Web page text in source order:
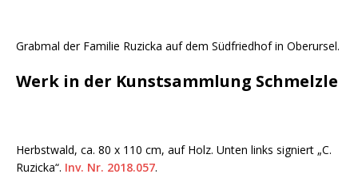
Grabmal der Familie Ruzicka auf dem Südfriedhof in Oberursel.
Werk in der Kunstsammlung Schmelzle
Herbstwald, ca. 80 x 110 cm, auf Holz. Unten links signiert „C.
Ruzicka“. Inv. Nr. 2018.057.